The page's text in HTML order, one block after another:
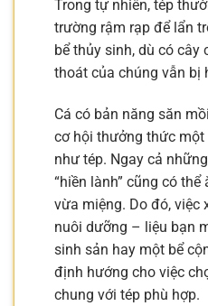
Trong tự nhiên, tép
trường rậm rạp để lẩn
bể thủy sinh, dù có cây
thoát của chúng vẫn bị
Cá có bản năng săn
cơ hội thưởng thức
như tép. Ngay cả
“hiền lành” cũng có
vừa miệng. Do đó, việc
nuôi dưỡng – liệu bạn
sinh sản hay một bể
định hướng cho việc
chung với tép phù hợp.